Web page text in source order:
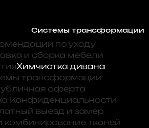
Системы трансформации
по уходу
и сборка мебели
Химчистка дивана
трансформации
оферта
Конфиденциальности
выезд и замер
комбинирование тканей